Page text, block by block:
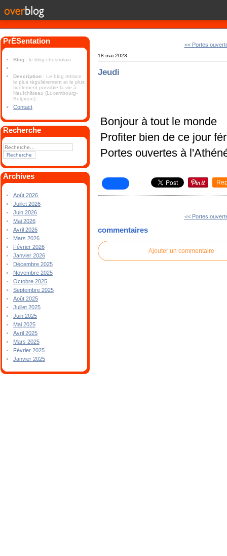
PrÉSentation
Blog : le blog chestrolais
Description : Le blog retrace
le plus régulièrement et le plus
fidèlement possible la vie à
Neufchâteau (Luxembourg-
Belgique).
Contact
Recherche
Archives
Août 2026
Juillet 2026
Juin 2026
Mai 2026
Avril 2026
Mars 2026
Février 2026
Janvier 2026
Décembre 2025
Novembre 2025
Octobre 2025
Septembre 2025
Août 2025
Juillet 2025
Juin 2025
Mai 2025
Avril 2025
Mars 2025
Février 2025
Janvier 2025
<< Portes
18 mai 2023
Jeudi
Bonjour à tout le monde
Profiter bien de ce jour
Portes ouvertes à
<< Portes
commentaires
Ajouter un commentaire